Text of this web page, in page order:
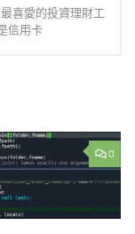
喜愛的投資理財工
信用卡
0